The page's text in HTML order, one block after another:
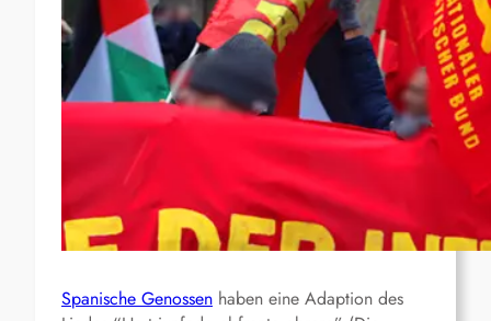
Spanische Genossen haben eine Adaption des